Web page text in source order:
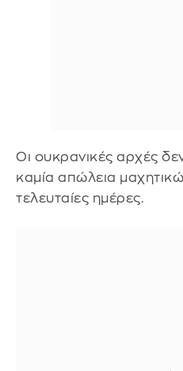
Οι ουκρανικές αρχές
καμία απώλεια
τελευταίες ημέρες.